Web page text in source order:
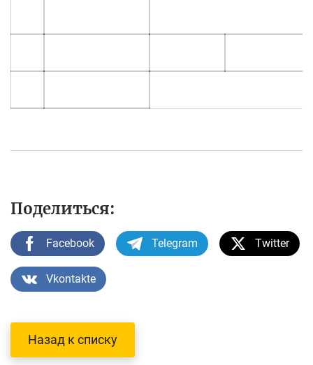
Поделиться:
Facebook Telegram Twitter
Vkontakte
Назад к списку